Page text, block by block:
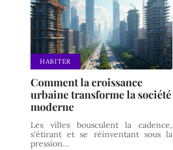
HABITER
Comment la croissance
urbaine transforme la société
moderne
Les villes bousculent la cadence,
s'étirant et se réinventant sous la
pression…